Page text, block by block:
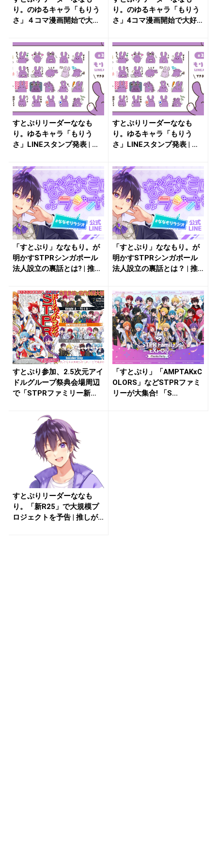
り。のゆるキャラ「もりう
さ」４コマ漫画開始で大好
り。のゆるキャラ「もりう
さ」4コマ漫画開始で大好評
すとぷりリーダーななも
り。ゆるキャラ「もりう
さ」LINEスタンプ発表 | 推
すとぷりリーダーななも
り。ゆるキャラ「もりう
さ」LINEスタンプ発表 | 推
「すとぷり」ななもり。が
明かすSTPRシンガポール
法人設立の裏話とは? | 推
「すとぷり」ななもり。が
明かすSTPRシンガポール
法人設立の裏話とは？ | 推
すとぷり参加、2.5次元アイ
ドルグループ祭典会場周辺
で「STPRファミリー新
「すとぷり」「AMPTAKxC
OLORS」などSTPRファミ
リーが大集合! 「S...
すとぷりリーダーななも
り。「新R25」で大規模プ
ロジェクトを予告 | 推しが